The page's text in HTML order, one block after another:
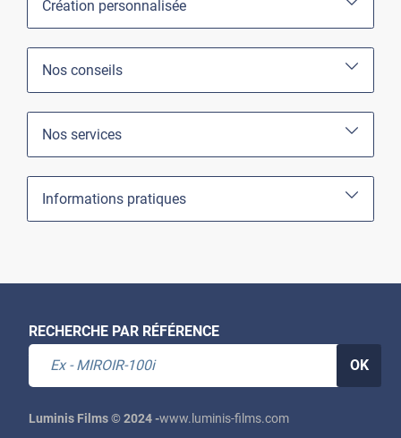
Création personnalisée
Nos conseils
Nos services
Informations pratiques
RECHERCHE PAR RÉFÉRENCE
OK
Luminis Films © 2024 -www.luminis-films.com